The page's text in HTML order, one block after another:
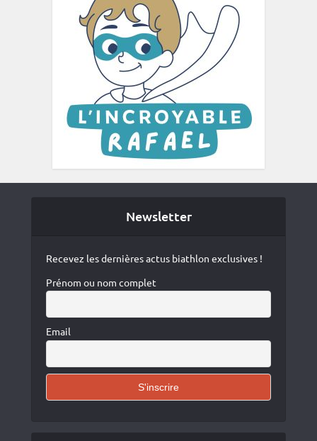
Newsletter
Recevez les dernières actus biathlon exclusives !
Prénom ou nom complet
Email